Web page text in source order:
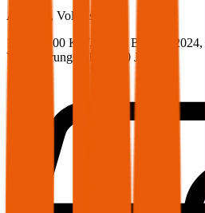
Audi
A5, Vollkasko
136 PS/100 KW, diesel, Baujahr 2024,
Versicherungsnehmer 30 Jahre